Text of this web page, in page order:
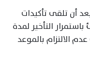
أن تلقى تأكيدات
باستمرار التأخير لمدة
الالتزام بالموعد